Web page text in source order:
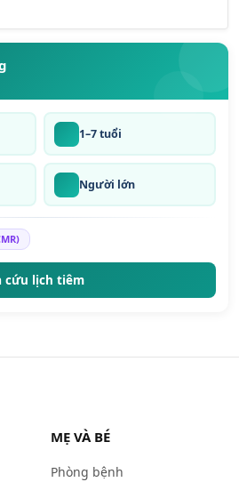
1–7 tuổi
Người lớn
cứu lịch tiêm
MẸ VÀ BÉ
Phòng bệnh